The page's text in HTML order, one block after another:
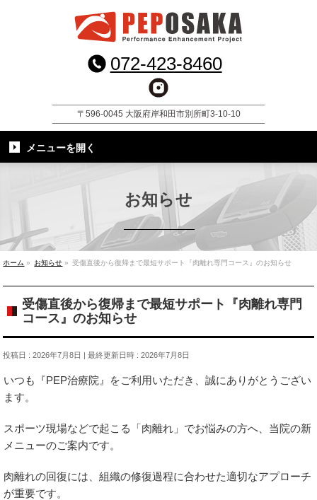
072-423-8460
〒596-0045 大阪府岸和田市別所町3-10-10
メニューを開く
お知らせ
ホーム » お知らせ » 受傷直後から復帰まで最短サポート『肉離れ専門コース』のお知らせ
受傷直後から復帰まで最短サポート『肉離れ専門
コース』のお知らせ
投稿日 : 2026年7月8日 最終更新日時 : 2026年7月8日
いつも『PEP治療院』をご利用いただき、誠にありがとうござい
ます。
スポーツ現場などで起こる「肉離れ」でお悩みの方へ、当院の新
メニューのご案内です。
肉離れの回復には、組織の修復過程に合わせた適切なアプローチ
が重要です。